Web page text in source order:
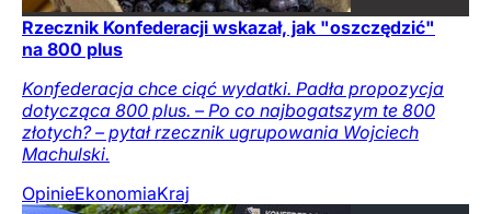
Rzecznik Konfederacji wskazał, jak "oszczędzić"
na 800 plus
Konfederacja chce ciąć wydatki. Padła propozycja
dotycząca 800 plus. – Po co najbogatszym te 800
złotych? – pytał rzecznik ugrupowania Wojciech
Machulski.
OpinieEkonomiaKraj